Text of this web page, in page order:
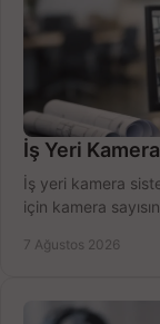
İş Yeri
İş yeri kamera
için kamera
7 Ağustos 2026